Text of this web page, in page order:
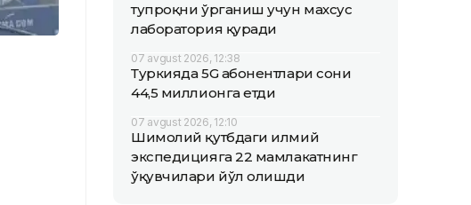
тупроқни ўрганиш учун махсус
лаборатория қуради
07 avgust 2026, 12:38
Туркияда 5G абонентлари сони
44,5 миллионга етди
07 avgust 2026, 12:10
Шимолий қутбдаги илмий
экспедицияга 22 мамлакатнинг
ўқувчилари йўл олишди